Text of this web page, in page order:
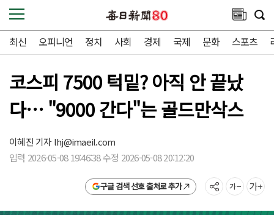
최신 오피니언 정치 사회 경제 국제 문화 스포츠
코스피 7500 턱밑? 아직 안 끝났
다… "9000 간다"는 골드만삭스
이혜진 기자lhj@imaeil.com
입력 2026-05-08 19:46:38 수정 2026-05-08 20:12:20
구글 검색 선호 출처로 추가